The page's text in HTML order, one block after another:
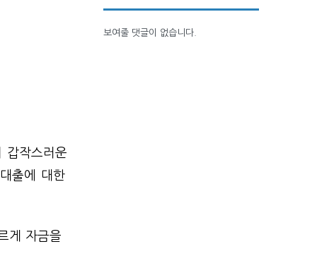
갑작스러운
출에 대한
게 자금을
보여줄 댓글이 없습니다.